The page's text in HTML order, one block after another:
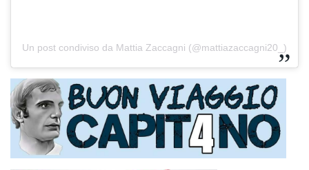
Un post condiviso da Mattia Zaccagni (@mattiazaccagni20_)